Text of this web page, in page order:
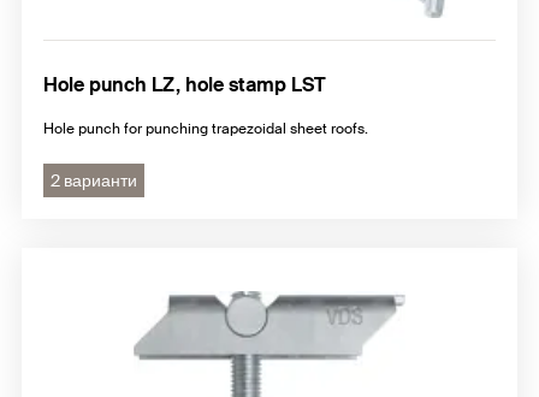
Hole punch LZ, hole stamp LST
Hole punch for punching trapezoidal sheet roofs.
2 варианти